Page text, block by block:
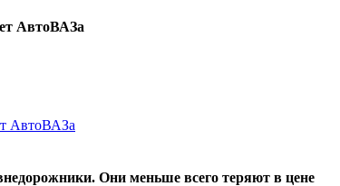
АвтоВАЗа
Они меньше всего теряют в цене